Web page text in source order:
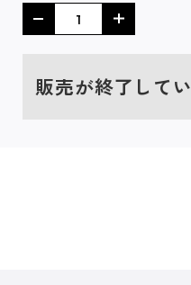
販売が終了して